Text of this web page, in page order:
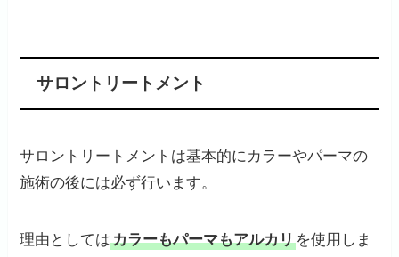
サロントリートメント
サロントリートメントは基本的にカラーやパーマの
施術の後には必ず行います。
理由としてはカラーもパーマもアルカリを使用しま